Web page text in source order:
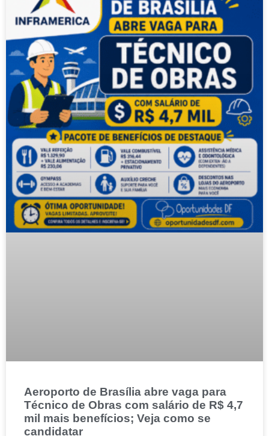
Aeroporto de Brasília abre vaga para
Técnico de Obras com salário de R$ 4,7
mil mais benefícios; Veja como se
candidatar